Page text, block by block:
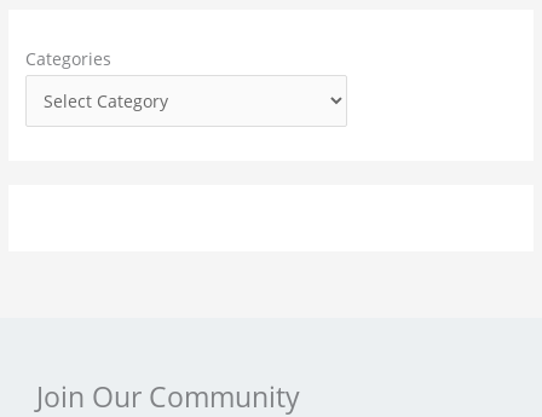
o
:
Categories
Join Our Community